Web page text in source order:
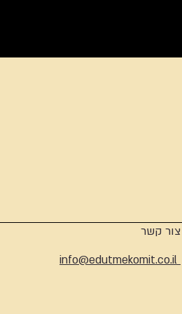
צור קשר
info@edutmekomit.co.il